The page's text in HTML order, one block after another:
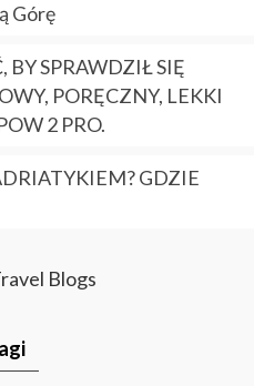
Górę
BY SPRAWDZIŁ SIĘ
PORĘCZNY, LEKKI
2 PRO.
GDZIE